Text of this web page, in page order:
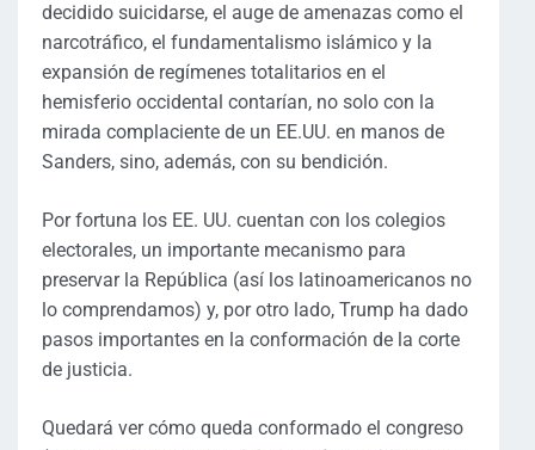
decidido suicidarse, el auge de amenazas como el
narcotráfico, el fundamentalismo islámico y la
expansión de regímenes totalitarios en el
hemisferio occidental contarían, no solo con la
mirada complaciente de un EE.UU. en manos de
Sanders, sino, además, con su bendición.
Por fortuna los EE. UU. cuentan con los colegios
electorales, un importante mecanismo para
preservar la República (así los latinoamericanos no
lo comprendamos) y, por otro lado, Trump ha dado
pasos importantes en la conformación de la corte
de justicia.
Quedará ver cómo queda conformado el congreso